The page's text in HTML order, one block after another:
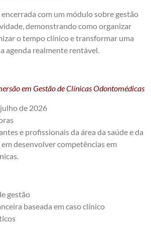
com um módulo sobre gestão
demonstrando como organizar
o tempo clínico e transformar uma
agenda realmente rentável.
em Gestão de Clínicas Odontomédicas
de 2026
e profissionais da área da saúde e da
desenvolver competências em
gestão
baseada em caso clínico